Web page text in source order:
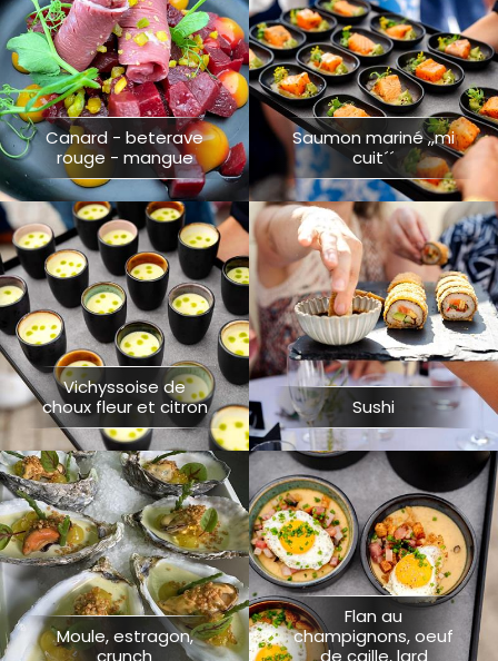
Canard - beterave
rouge - mangue
Saumon mariné ,,mi
cuit´´
Vichyssoise de
choux fleur et citron
Sushi
Moule, estragon,
crunch
Flan au
champignons, oeuf
de caille, lard